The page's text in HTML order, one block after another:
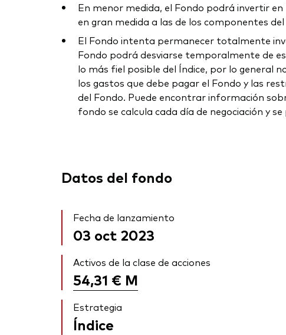
En menor medida, el Fondo podrá invertir
en gran medida a las de los componentes del
El Fondo intenta permanecer totalmente
Fondo podrá desviarse temporalmente de
lo más fiel posible del Índice, por lo general
los gastos que debe pagar el Fondo y las
del Fondo. Puede encontrar información
fondo se calcula cada día de negociación y
Datos del fondo
Fecha de lanzamiento
03 oct 2023
Activos de la clase de acciones
54,31 € M
Estrategia
Índice